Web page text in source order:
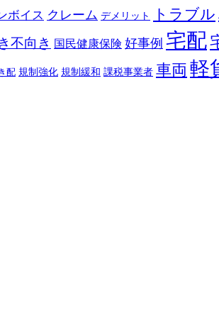
ボイス クレーム デメリット トラブル
不向き 国民健康保険 好事例 宅配
配 規制強化 規制緩和 課税事業者 車両 軽